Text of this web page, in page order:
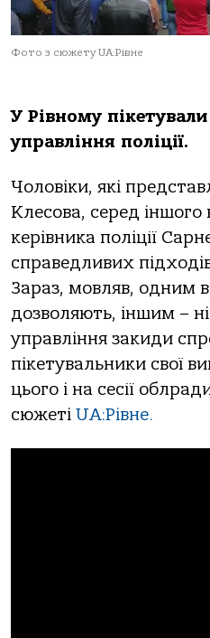
Фото з сюжету UA:Рівне
У Рівному
управління поліції.
Чоловіки, які
Клесова, серед іншого
керівника поліції
справедливих
Зараз, мовляв, одним
дозволяють, іншим –
управління закиди
пікетувальники свої
цього і на сесії
сюжеті UA:Рівне.